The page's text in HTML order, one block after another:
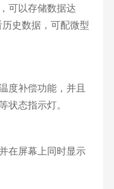
以存储数据达
史数据，可配微型
补偿功能，并且
状态指示灯。
屏幕上同时显示